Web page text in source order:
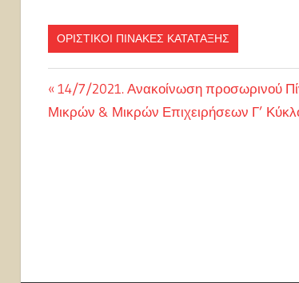
ΟΡΙΣΤΙΚΟΙ ΠΙΝΑΚΕΣ ΚΑΤΑΤΑΞΗΣ
Πλοήγηση
άρθρων
Previous
Post:
14/7/2021. Ανακοίνωση προσωρινού
Μικρών & Μικρών Επιχειρήσεων Γ’